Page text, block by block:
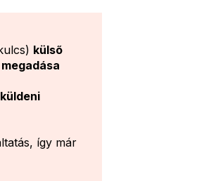
külső
így már